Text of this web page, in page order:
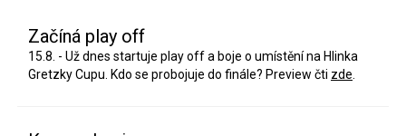
Začíná play off
15.8. - Už dnes startuje play off a boje o umístění na Hlinka
Gretzky Cupu. Kdo se probojuje do finále? Preview čti zde